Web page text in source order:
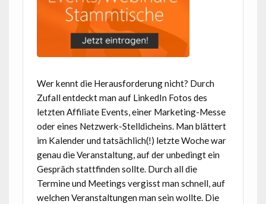
Wer kennt die Herausforderung nicht? Durch
Zufall entdeckt man auf LinkedIn Fotos des
letzten Affiliate Events, einer Marketing-Messe
oder eines Netzwerk-Stelldicheins. Man blättert
im Kalender und tatsächlich(!) letzte Woche war
genau die Veranstaltung, auf der unbedingt ein
Gespräch stattfinden sollte. Durch all die
Termine und Meetings vergisst man schnell, auf
welchen Veranstaltungen man sein wollte. Die